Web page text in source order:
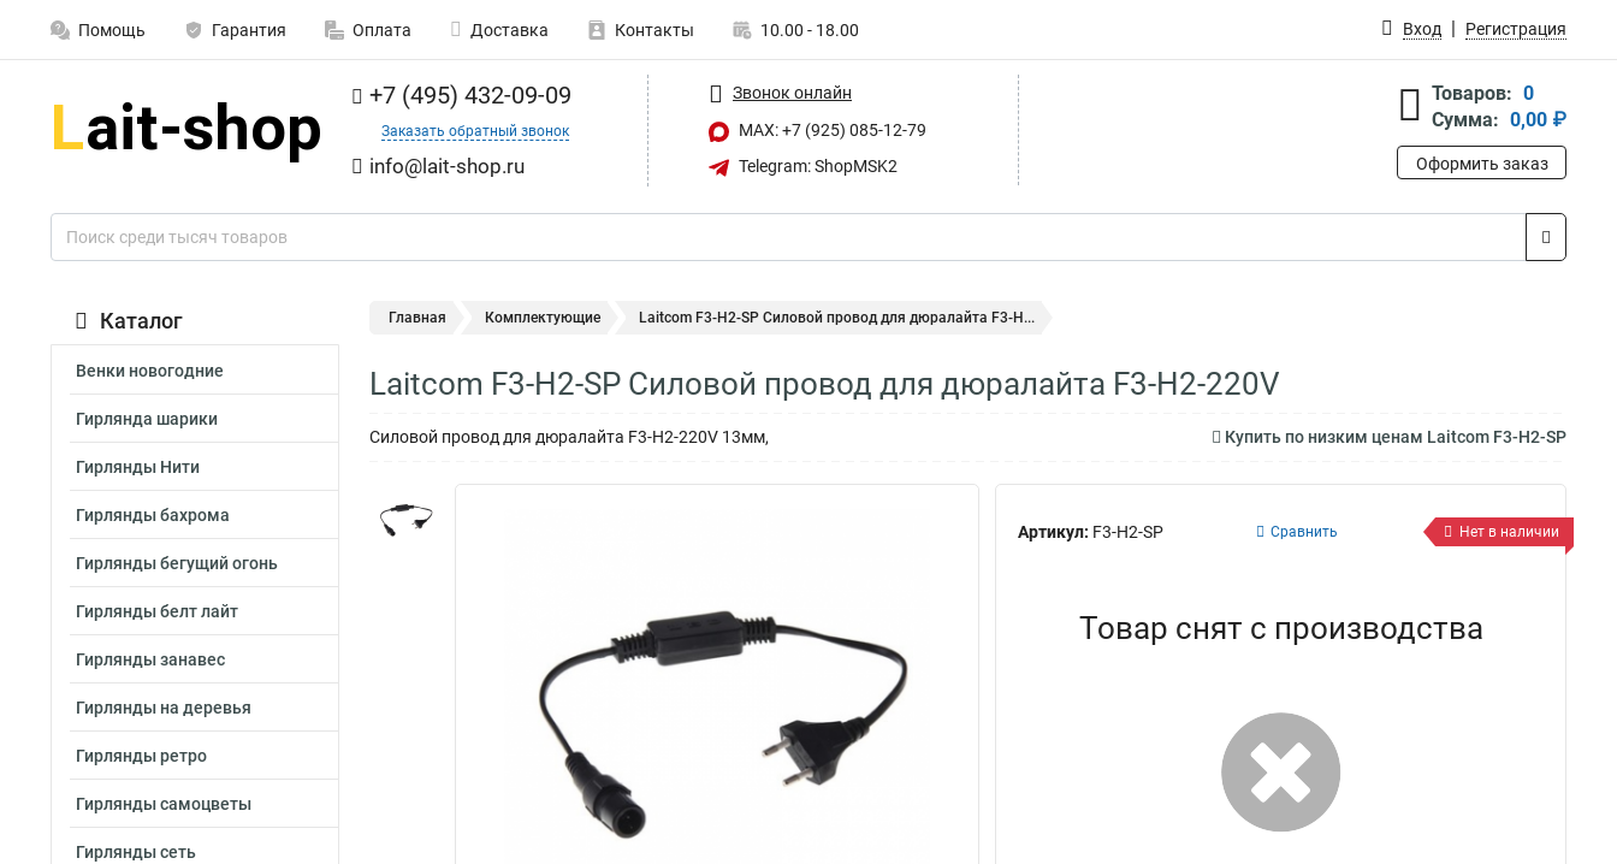
Помощь Гарантия Оплата Доставка Контакты 10.00 - 18.00 Вход Регистрация
+7 (495) 432-09-09
Заказать обратный звонок
info@lait-shop.ru
Звонок онлайн
MAX: +7 (925) 085-12-79
Telegram: ShopMSK2
Товаров: 0
Сумма: 0,00 ₽
Оформить заказ
Каталог
Венки новогодние
Гирлянда шарики
Гирлянды Нити
Гирлянды бахрома
Гирлянды бегущий огонь
Гирлянды белт лайт
Гирлянды занавес
Гирлянды на деревья
Гирлянды ретро
Гирлянды самоцветы
Гирлянды сеть
Главная Комплектующие Laitcom F3-H2-SP Силовой провод для дюралайта F3-H...
Laitcom F3-H2-SP Силовой провод для дюралайта F3-H2-220V
Силовой провод для дюралайта F3-H2-220V 13мм, Купить по низким ценам Laitcom F3-H2-SP
Артикул: F3-H2-SP Сравнить Нет в наличии
Товар снят с производства